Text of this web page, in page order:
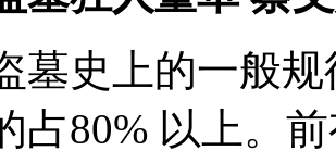
墓史上的一般
占80% 以上。